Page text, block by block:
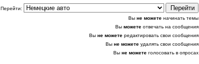
Перейти:
Вы не можете начинать темы
Вы можете отвечать на сообщения
Вы не можете редактировать свои сообщения
Вы не можете удалять свои сообщения
Вы не можете голосовать в опросах